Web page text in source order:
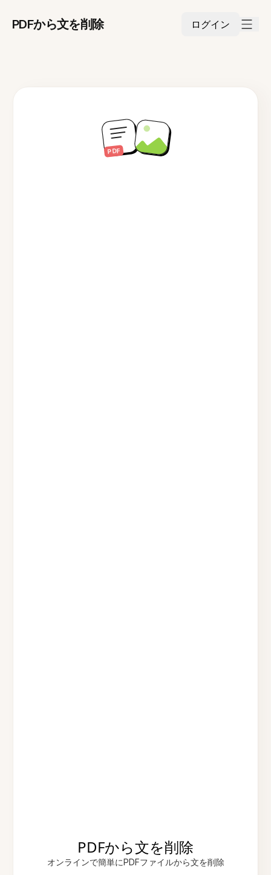
PDFから文を削除 ログイン
PDFから文を削除
オンラインで簡単にPDFファイルから文を削除